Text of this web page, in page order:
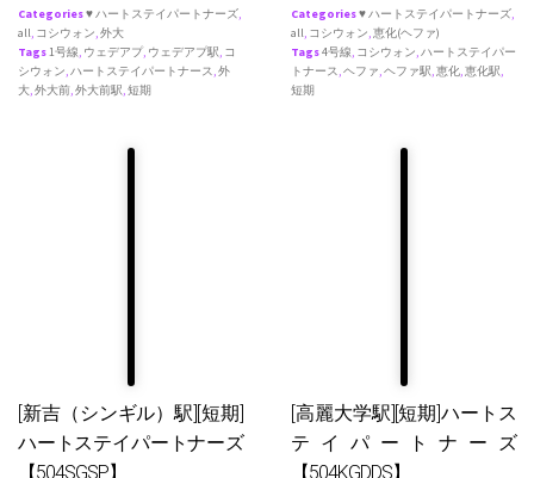
Categories♥ ハートステイパートナーズ,
all, コシウォン,外大
Tags1号線, ウェデアプ, ウェデアプ駅, コ
シウォン,ハートステイパートナース,外
大,外大前,外大前駅,短期
Categories♥ ハートステイパートナーズ,
all, コシウォン,恵化(ヘファ)
Tags4号線, コシウォン,ハートステイパー
トナース,ヘファ,ヘファ駅,恵化,恵化駅,
短期
[新吉（シンギル）駅][短期]
ハートステイパートナーズ
【504SGSP】
[高麗大学駅][短期]ハートス
テイパートナーズ
【504KGDDS】